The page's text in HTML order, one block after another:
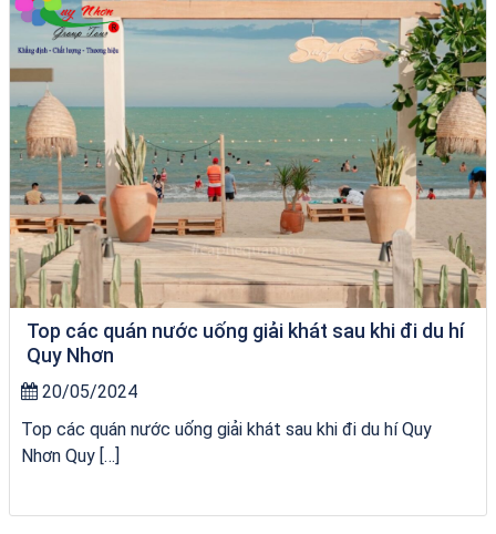
Top các quán nước uống giải khát sau khi đi du hí
Quy Nhơn
20/05/2024
Top các quán nước uống giải khát sau khi đi du hí Quy
Nhơn Quy […]